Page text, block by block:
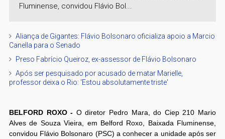
Fluminense, convidou Flávio Bol...
Aliança de Gigantes: Flávio Bolsonaro oficializa apoio a Marcio
Canella para o Senado
Preso Fabrício Queiroz, ex-assessor de Flávio Bolsonaro
Após ser pesquisado por acusado de matar Marielle,
professor deixa o Rio: 'Estou absolutamente triste'
BELFORD ROXO - O diretor Pedro Mara, do Ciep 210 Mario
Alves de Souza Vieira, em Belford Roxo, Baixada Fluminense,
convidou Flávio Bolsonaro (PSC) a conhecer a unidade após ser